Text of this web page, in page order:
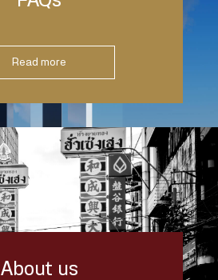
Read more
About us